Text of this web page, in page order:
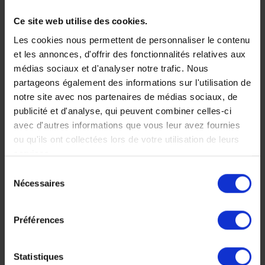
Ce site web utilise des cookies.
Les cookies nous permettent de personnaliser le contenu
et les annonces, d'offrir des fonctionnalités relatives aux
médias sociaux et d'analyser notre trafic. Nous
partageons également des informations sur l'utilisation de
notre site avec nos partenaires de médias sociaux, de
publicité et d'analyse, qui peuvent combiner celles-ci
avec d'autres informations que vous leur avez fournies
ou qu'ils ont collectées lors de votre utilisation de leurs
services.
Nécessaires
Préférences
Statistiques
Masai Mara, en
passant par la
Vallée du Rift
Tout comme le père de
majestueuse Vallée du
Rift et continuez vers
l'oasis de Samburu et le
mythique Masai Mara.
400 €
Nos incontournables